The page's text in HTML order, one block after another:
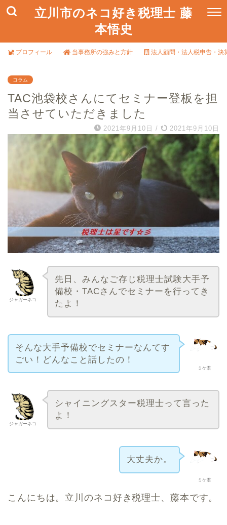
立川市のネコ好き税理士 藤
本悟史
プロフィール 当事務所の強みと方針 法人顧問・法人税申告・決
コラム
TAC池袋校さんにてセミナー登板を担
当させていただきました
2021年9月10日 / 2021年9月10日
ジャガーネコ
先日、みんなご存じ税理士試験大手予
備校・TACさんでセミナーを行ってき
たよ！
ミケ君
そんな大手予備校でセミナーなんてす
ごい！どんなこと話したの！
ジャガーネコ
シャイニングスター税理士って言った
よ！
ミケ君
大丈夫か。
こんにちは。立川のネコ好き税理士、藤本です。